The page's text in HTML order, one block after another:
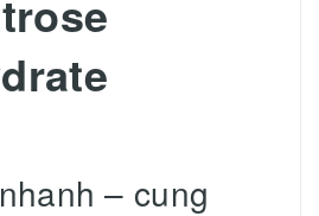
– cung